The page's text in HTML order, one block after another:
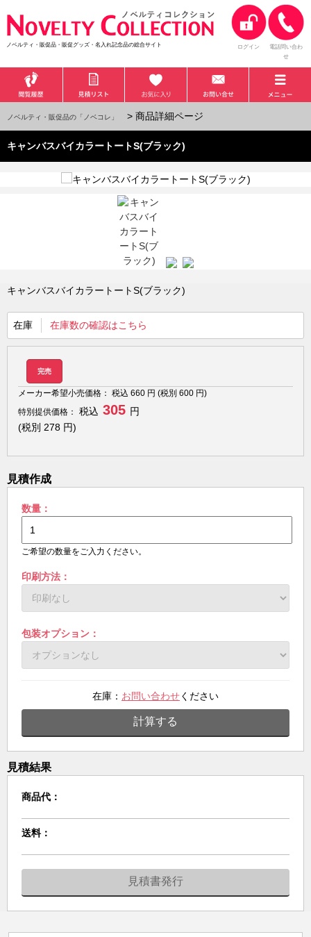
ノベルティ・販促品・販促グッズ・名入れ記念品の総合サイト ログイン
電話問い合わ
せ
ノベルティ・販促品の「ノベコレ」 > 商品詳細ページ
キャンバスバイカラートートS(ブラック)
キャンバスバイカラートートS(ブラック)
在庫 在庫数の確認はこちら
完売
メーカー希望小売価格： 税込 660 円 (税別 600 円)
特別提供価格：
税込 305 円
(税別 278 円)
見積作成
数量：
ご希望の数量をご入力ください。
印刷方法：
包装オプション：
在庫： お問い合わせください
計算する
見積結果
商品代：
送料：
見積書発行